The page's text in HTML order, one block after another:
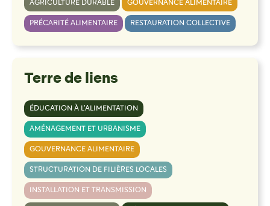
AGRICULTURE DURABLE GOUVERNANCE ALIMENTAIRE
PRÉCARITÉ ALIMENTAIRE RESTAURATION COLLECTIVE
Terre de liens
ÉDUCATION À L’ALIMENTATION
AMÉNAGEMENT ET URBANISME
GOUVERNANCE ALIMENTAIRE
STRUCTURATION DE FILIÈRES LOCALES
INSTALLATION ET TRANSMISSION